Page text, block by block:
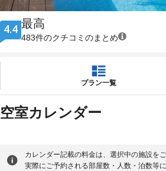
4.4 最高
483件のクチコミのまとめ
プラン一覧
空室カレンダー
カレンダー記載の料金は、選択中の施設を
実際にご予約される部屋数・人数・泊数等